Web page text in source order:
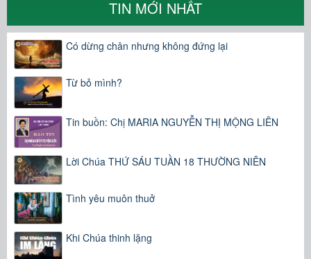
TIN MỚI NHẤT
Có dừng chân nhưng không đứng lại
Từ bỏ mình?
Tin buồn: Chị MARIA NGUYỄN THỊ MỘNG LIÊN
Lời Chúa THỨ SÁU TUẦN 18 THƯỜNG NIÊN
Tình yêu muôn thuở
Khi Chúa thinh lặng